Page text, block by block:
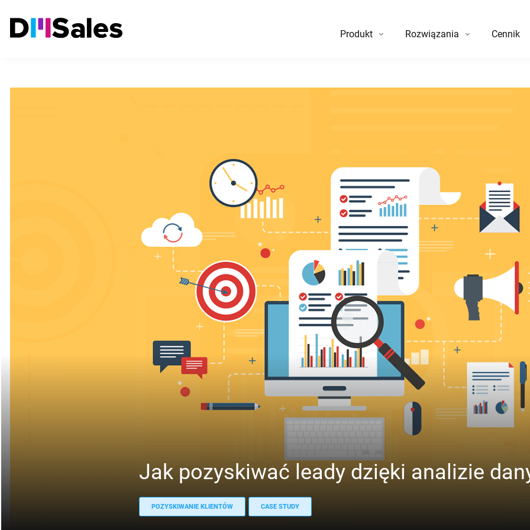
Produkt Rozwiązania Cennik
Jak pozyskiwać leady dzięki analizie
POZYSKIWANIE KLIENTÓW CASE STUDY